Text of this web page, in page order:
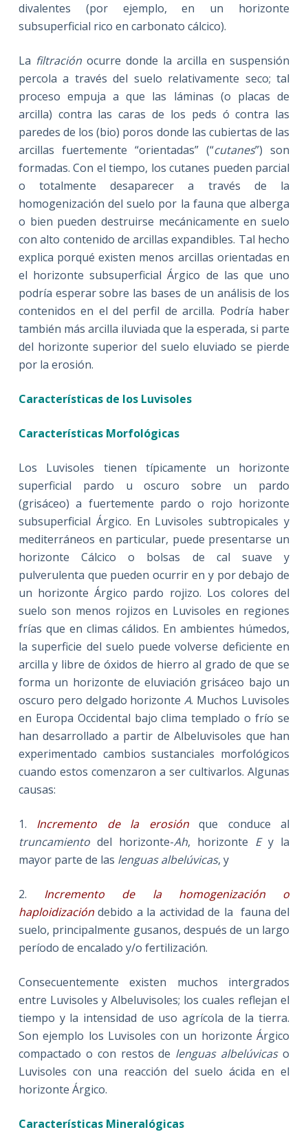
divalentes (por ejemplo, en un horizonte
subsuperficial rico en carbonato cálcico).
La filtración ocurre donde la arcilla en suspensión
percola a través del suelo relativamente seco; tal
proceso empuja a que las láminas (o placas de
arcilla) contra las caras de los peds ó contra las
paredes de los (bio) poros donde las cubiertas de las
arcillas fuertemente “orientadas” (“cutanes”) son
formadas. Con el tiempo, los cutanes pueden parcial
o totalmente desaparecer a través de la
homogenización del suelo por la fauna que alberga
o bien pueden destruirse mecánicamente en suelo
con alto contenido de arcillas expandibles. Tal hecho
explica porqué existen menos arcillas orientadas en
el horizonte subsuperficial Árgico de las que uno
podría esperar sobre las bases de un análisis de los
contenidos en el del perfil de arcilla. Podría haber
también más arcilla iluviada que la esperada, si parte
del horizonte superior del suelo eluviado se pierde
por la erosión.
Características de los Luvisoles
Características Morfológicas
Los Luvisoles tienen típicamente un horizonte
superficial pardo u oscuro sobre un pardo
(grisáceo) a fuertemente pardo o rojo horizonte
subsuperficial Árgico. En Luvisoles subtropicales y
mediterráneos en particular, puede presentarse un
horizonte Cálcico o bolsas de cal suave y
pulverulenta que pueden ocurrir en y por debajo de
un horizonte Árgico pardo rojizo. Los colores del
suelo son menos rojizos en Luvisoles en regiones
frías que en climas cálidos. En ambientes húmedos,
la superficie del suelo puede volverse deficiente en
arcilla y libre de óxidos de hierro al grado de que se
forma un horizonte de eluviación grisáceo bajo un
oscuro pero delgado horizonteA. Muchos Luvisoles
en Europa Occidental bajo clima templado o frío se
han desarrollado a partir de Albeluvisoles que han
experimentado cambios sustanciales morfológicos
cuando estos comenzaron a ser cultivarlos. Algunas
causas:
1. Incremento de la erosiónque conduce al
truncamiento del horizonte-Ah, horizonte Ey la
mayor parte de las lenguas albelúvicas, y
2. Incremento de la homogenización o
haploidización debido a la actividad de la fauna del
suelo, principalmente gusanos, después de un largo
período de encalado y/o fertilización.
Consecuentemente existen muchos intergrados
entre Luvisoles y Albeluvisoles; los cuales reflejan el
tiempo y la intensidad de uso agrícola de la tierra.
Son ejemplo los Luvisoles con un horizonte Árgico
compactado o con restos de lenguas albelúvicaso
Luvisoles con una reacción del suelo ácida en el
horizonte Árgico.
Características Mineralógicas